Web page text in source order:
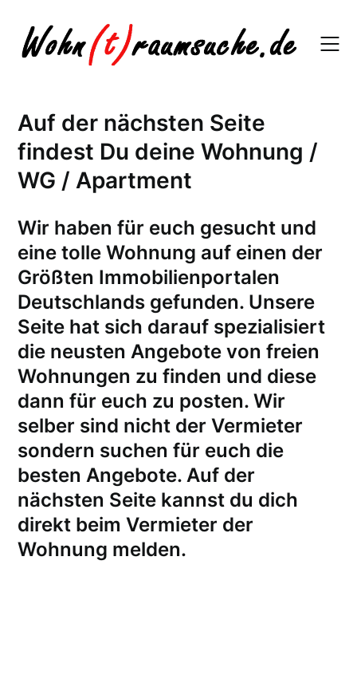
content
Auf der nächsten Seite
findest Du deine Wohnung /
WG / Apartment
Wir haben für euch gesucht und
eine tolle Wohnung auf einen der
Größten Immobilienportalen
Deutschlands gefunden. Unsere
Seite hat sich darauf spezialisiert
die neusten Angebote von freien
Wohnungen zu finden und diese
dann für euch zu posten. Wir
selber sind nicht der Vermieter
sondern suchen für euch die
besten Angebote. Auf der
nächsten Seite kannst du dich
direkt beim Vermieter der
Wohnung melden.